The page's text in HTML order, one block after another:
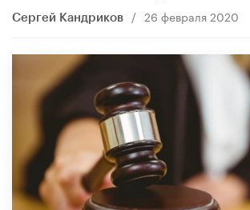
Сергей Кандриков / 26 февраля 2020